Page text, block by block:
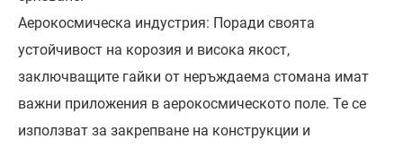
Аерокосмическа индустрия: Поради своята
устойчивост на корозия и висока якост,
заключващите гайки от неръждаема стомана имат
важни приложения в аерокосмическото поле. Те се
използват за закрепване на конструкции и